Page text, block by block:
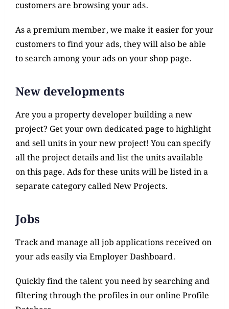
customers are browsing your ads.
As a premium member, we make it easier for your
customers to find your ads, they will also be able
to search among your ads on your shop page.
New developments
Are you a property developer building a new
project? Get your own dedicated page to highlight
and sell units in your new project! You can specify
all the project details and list the units available
on this page. Ads for these units will be listed in a
separate category called New Projects.
Jobs
Track and manage alljob applications received on
your ads easily via Employer Dashboard.
Quickly find the talent you need by searching and
filtering through the profiles in our online Profile